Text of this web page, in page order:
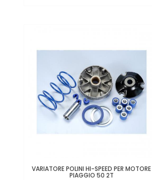
VARIATORE POLINI HI-SPEED PER MOTORE
PIAGGIO 50 2T